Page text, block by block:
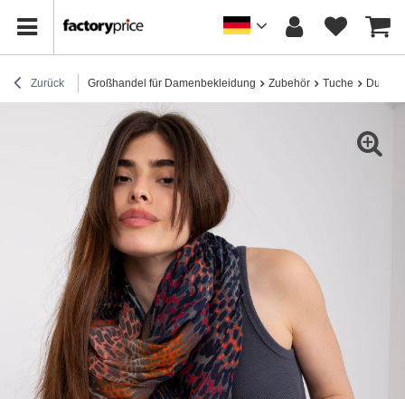
Zurück Großhandel für Damenbekleidung Zubehör Tuche